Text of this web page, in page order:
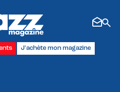
J'achète mon magazine